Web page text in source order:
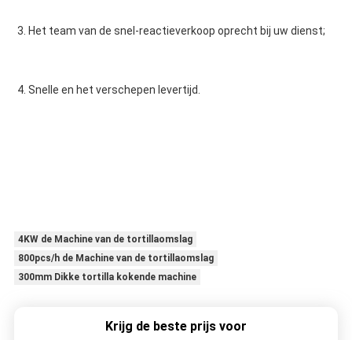
3. Het team van de snel-reactieverkoop oprecht bij uw dienst;
4. Snelle en het verschepen levertijd.
4KW de Machine van de tortillaomslag
800pcs/h de Machine van de tortillaomslag
300mm Dikke tortilla kokende machine
Krijg de beste prijs voor